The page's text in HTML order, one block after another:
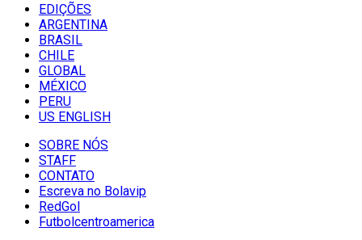
EDIÇÕES
ARGENTINA
BRASIL
CHILE
GLOBAL
MÉXICO
PERU
US ENGLISH
SOBRE NÓS
STAFF
CONTATO
Escreva no Bolavip
RedGol
Futbolcentroamerica